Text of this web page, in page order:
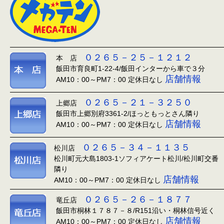
本 店 ０２６５－２５－１２１２
飯田市育良町1-22-4/飯田インターから車で３分
AM10：00～PM7：00 定休日なし 店舗情報
上郷店 ０２６５－２１－３２５０
飯田市上郷別府3361-2/ほっともっとさん隣り
AM10：00～PM7：00 定休日なし 店舗情報
松川店 ０２６５－３４－１１３５
松川町元大島1803-1ソフィアケート松川/松川町交番
隣り
AM10：00～PM7：00 定休日なし 店舗情報
竜丘店 ０２６５－２６－１８７７
飯田市桐林１７８７－８/R151沿い・桐林信号近く
AM10：00～PM7：00 定休日なし 店舗情報